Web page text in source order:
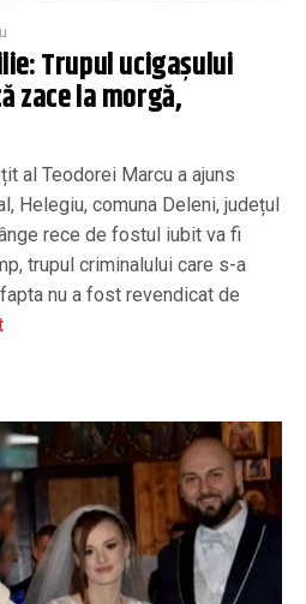
Trupul ucigașului
zace la morgă,
al Teodorei Marcu a ajuns
Helegiu, comuna Deleni, județul
rece de fostul iubit va fi
trupul criminalului care s-a
nu a fost revendicat de